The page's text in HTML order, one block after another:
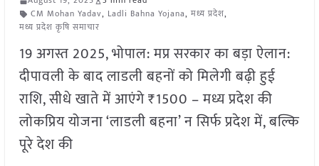
CM Mohan Yadav, Ladli Bahna Yojana, मध्य प्रदेश,
मध्य प्रदेश कृषि समाचार
19 अगस्त 2025, भोपाल: मप्र सरकार का बड़ा ऐलान:
दीपावली के बाद लाडली बहनों को मिलेगी बढ़ी हुई
राशि, सीधे खाते में आएंगे ₹1500 – मध्य प्रदेश की
लोकप्रिय योजना ‘लाडली बहना’ न सिर्फ प्रदेश में, बल्कि
पूरे देश की